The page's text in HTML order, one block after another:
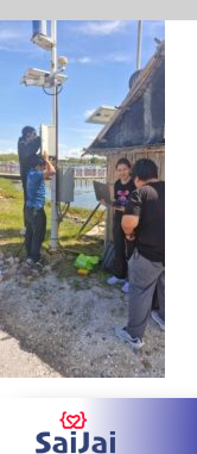
Skip
to
content